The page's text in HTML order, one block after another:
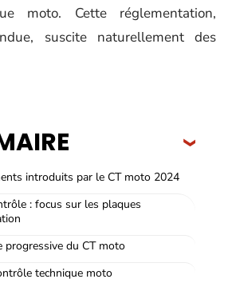
moto. Cette réglementation,
suscite naturellement des
introduits par le CT moto 2024
: focus sur les plaques
progressive du CT moto
technique moto